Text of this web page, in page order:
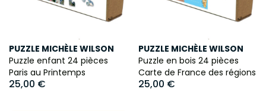
PUZZLE MICHÈLE WILSON
Puzzle enfant 24 pièces
Paris au Printemps
25,00 €
PUZZLE MICHÈLE WILSON
Puzzle en bois 24 pièces
Carte de France des régions
25,00 €